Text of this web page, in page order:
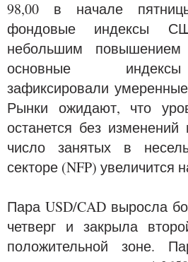
98,00 в начале
фондовые индексы
небольшим
основные
зафиксировали
Рынки ожидают, что
останется без
число занятых в
секторе (NFP) увеличится
Пара USD/CAD выросла
четверг и закрыла
положительной зоне.